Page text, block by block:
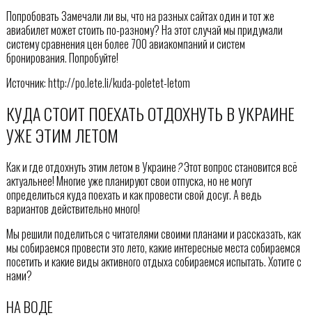
Попробовать Замечали ли вы, что на разных сайтах один и тот же
авиабилет может стоить по-разному? На этот случай мы придумали
систему сравнения цен более 700 авиакомпаний и систем
бронирования. Попробуйте!
Источник: http://po.lete.li/kuda-poletet-letom
КУДА СТОИТ ПОЕХАТЬ ОТДОХНУТЬ В УКРАИНЕ
УЖЕ ЭТИМ ЛЕТОМ
Как и где отдохнуть этим летом в Украине?Этот вопрос становится всё
актуальнее! Многие уже планируют свои отпуска, но не могут
определиться куда поехать и как провести свой досуг. А ведь
вариантов действительно много!
Мы решили поделиться с читателями своими планами и рассказать, как
мы собираемся провести это лето, какие интересные места собираемся
посетить и какие виды активного отдыха собираемся испытать. Хотите с
нами?
НА ВОДЕ